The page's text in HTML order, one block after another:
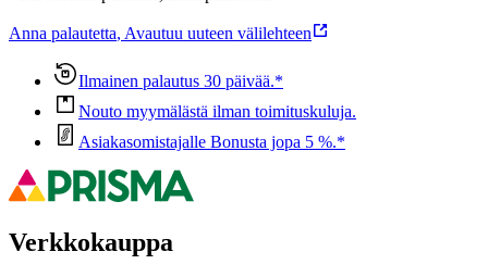
Anna palautetta, Avautuu uuteen välilehteen
Ilmainen palautus 30 päivää.*
Nouto myymälästä ilman toimituskuluja.
Asiakasomistajalle Bonusta jopa 5 %.*
Verkkokauppa